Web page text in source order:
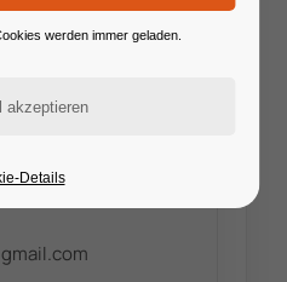
werden immer geladen.
Details